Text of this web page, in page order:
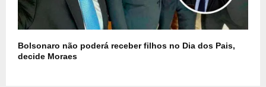
Bolsonaro não poderá receber filhos no Dia dos Pais,
decide Moraes